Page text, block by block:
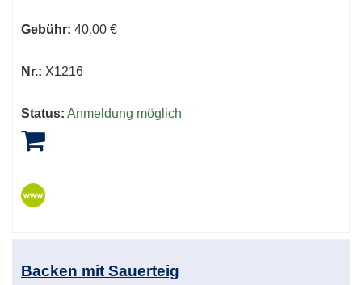
Gebühr: 40,00 €
Nr.: X1216
Status: Anmeldung möglich
Backen mit Sauerteig